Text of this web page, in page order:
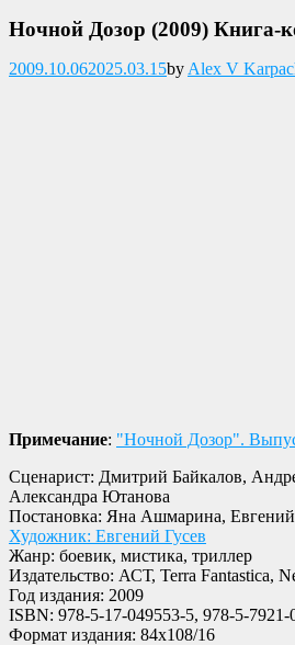
Ночной Дозор (2009) Книга-
Опубликовано
2009.10.062025.03.15by Alex V
Примечание: "Ночной Дозор".
Сценарист: Дмитрий Байкалов,
Александра Ютанова
Постановка: Яна Ашмарина,
Художник: Евгений Гусев
Жанр: боевик, мистика, триллер
Издательство: АСТ, Terra Fantastica,
Год издания: 2009
ISBN: 978-5-17-049553-5, 978-5-7921-
Формат издания: 84x108/16